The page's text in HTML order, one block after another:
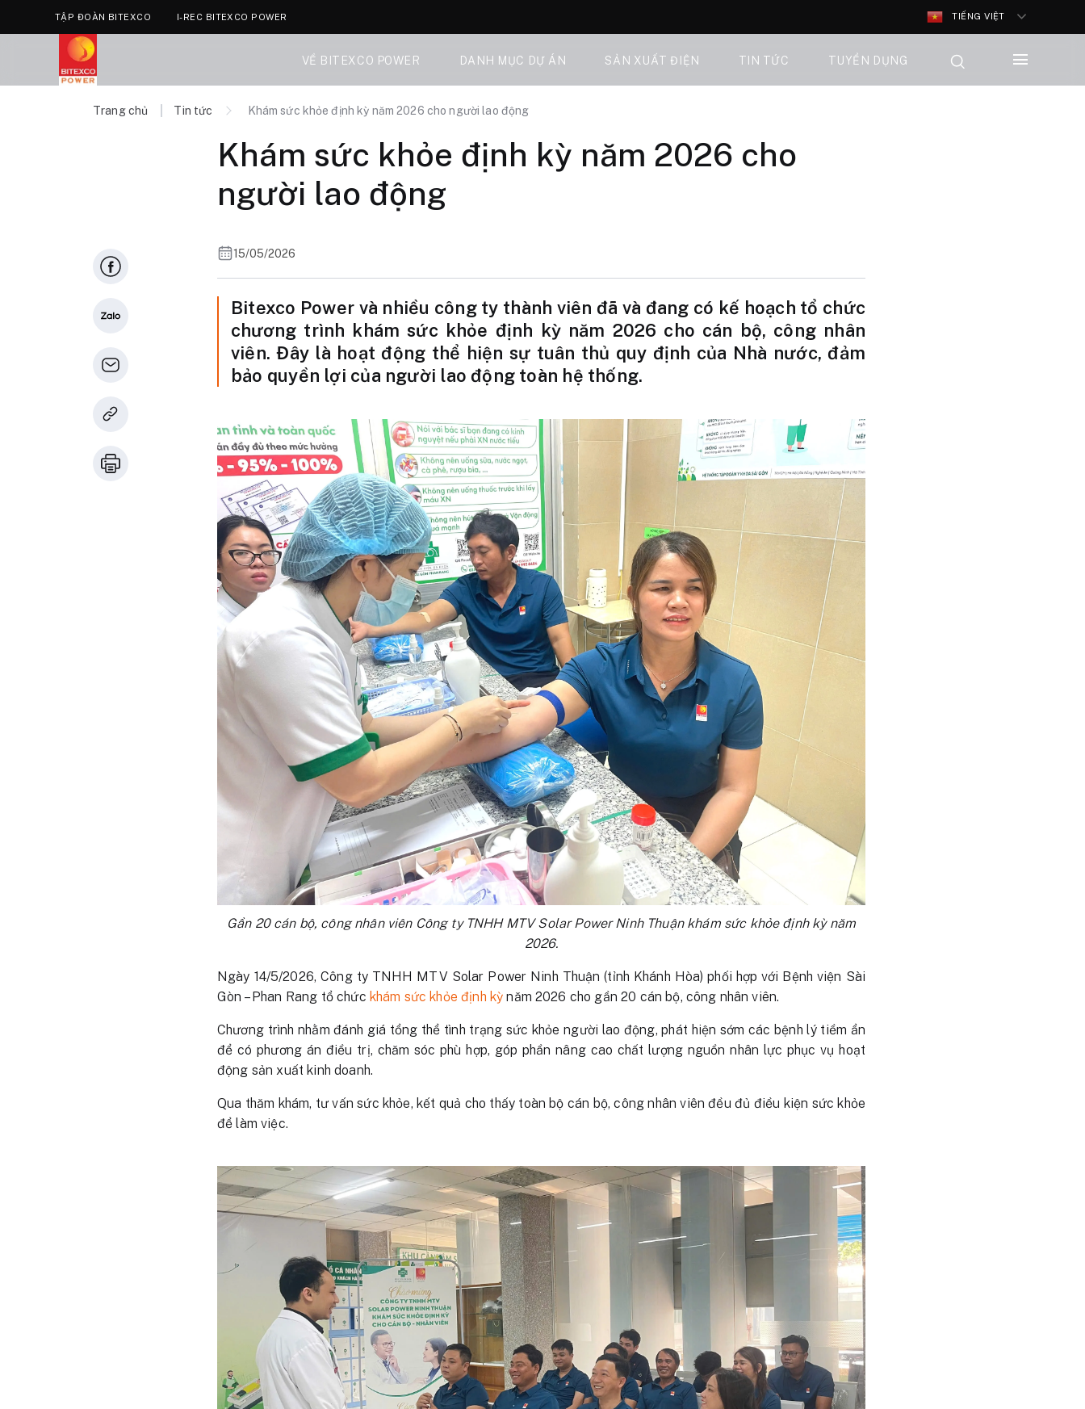
TẬP ĐOÀN BITEXCO I-REC BITEXCO POWER TIẾNG VIỆT
VỀ BITEXCO POWER DANH MỤC DỰ ÁN SẢN XUẤT ĐIỆN TIN TỨC TUYỂN DỤNG
Trang chủ Tin tức Khám sức khỏe định kỳ năm 2026 cho người lao động
Khám sức khỏe định kỳ năm 2026 cho
người lao động
15/05/2026
Bitexco Power và nhiều công ty thành viên đã và đang có kế hoạch tổ chức
chương trình khám sức khỏe định kỳ năm 2026 cho cán bộ, công nhân
viên. Đây là hoạt động thể hiện sự tuân thủ quy định của Nhà nước, đảm
bảo quyền lợi của người lao động toàn hệ thống.
Gần 20 cán bộ, công nhân viên Công ty TNHH MTV Solar Power Ninh Thuận khám sức khỏe định kỳ năm
2026.
Ngày 14/5/2026, Công ty TNHH MTV Solar Power Ninh Thuận (tỉnh Khánh Hòa) phối hợp với Bệnh viện Sài
Gòn – Phan Rang tổ chức khám sức khỏe định kỳ năm 2026 cho gần 20 cán bộ, công nhân viên.
Chương trình nhằm đánh giá tổng thể tình trạng sức khỏe người lao động, phát hiện sớm các bệnh lý tiềm ẩn
để có phương án điều trị, chăm sóc phù hợp, góp phần nâng cao chất lượng nguồn nhân lực phục vụ hoạt
động sản xuất kinh doanh.
Qua thăm khám, tư vấn sức khỏe, kết quả cho thấy toàn bộ cán bộ, công nhân viên đều đủ điều kiện sức khỏe
để làm việc.